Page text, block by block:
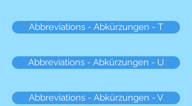
Abbreviations - Abkürzungen - T
Abbreviations - Abkürzungen - U
Abbreviations - Abkürzungen - V